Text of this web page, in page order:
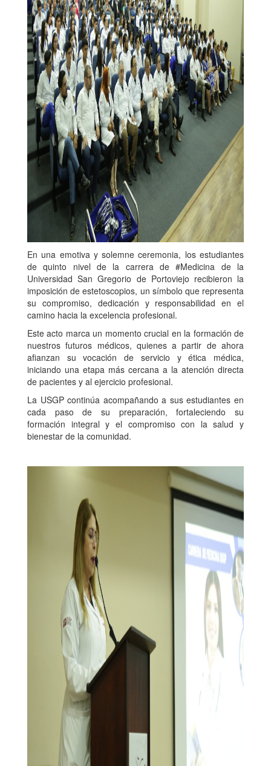
En una emotiva y solemne ceremonia, los estudiantes
de quinto nivel de la carrera de #Medicina de la
Universidad San Gregorio de Portoviejo recibieron la
imposición de estetoscopios, un símbolo que representa
su compromiso, dedicación y responsabilidad en el
camino hacia la excelencia profesional.
Este acto marca un momento crucial en la formación de
nuestros futuros médicos, quienes a partir de ahora
afianzan su vocación de servicio y ética médica,
iniciando una etapa más cercana a la atención directa
de pacientes y al ejercicio profesional.
La USGP continúa acompañando a sus estudiantes en
cada paso de su preparación, fortaleciendo su
formación integral y el compromiso con la salud y
bienestar de la comunidad.